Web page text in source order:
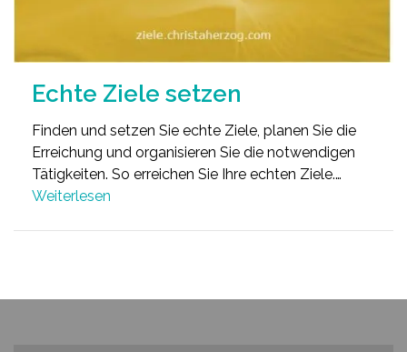
Echte Ziele setzen
Finden und setzen Sie echte Ziele, planen Sie die
Erreichung und organisieren Sie die notwendigen
Tätigkeiten. So erreichen Sie Ihre echten Ziele.…
Weiterlesen